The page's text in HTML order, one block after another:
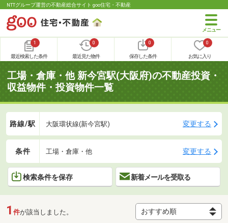
NTTグループ運営の不動産総合サイト goo住宅・不動産
1
最近検索した条件
0
最近見た物件
0
保存した条件
0
お気に入り
工場・倉庫・他 新今宮駅(大阪府)の不動産投資・
収益物件・投資物件一覧
路線/駅 大阪環状線(新今宮駅) 変更する
条件 工場・倉庫・他 変更する
検索条件を保存 新着メールを受取る
1 件が該当しました。